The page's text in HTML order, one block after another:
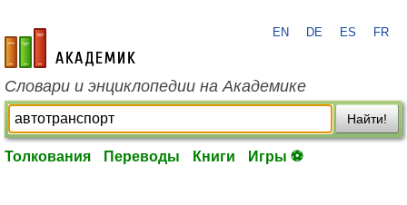
academic.ru
EN DE ES FR
Словари и энциклопедии на Академике
Найти!
Толкования Переводы Книги Игры ⚽